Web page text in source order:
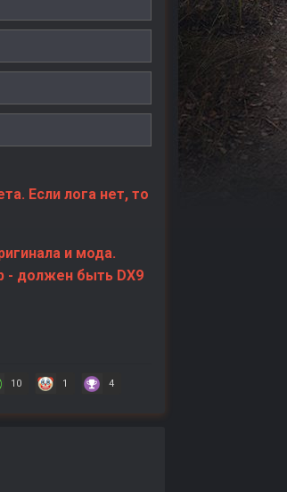
Если лога нет, то
и мода.
- должен быть DX9
10 1 4